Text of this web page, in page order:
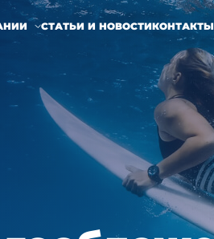
СТАТЬИ И НОВОСТИКОНТАКТЫ